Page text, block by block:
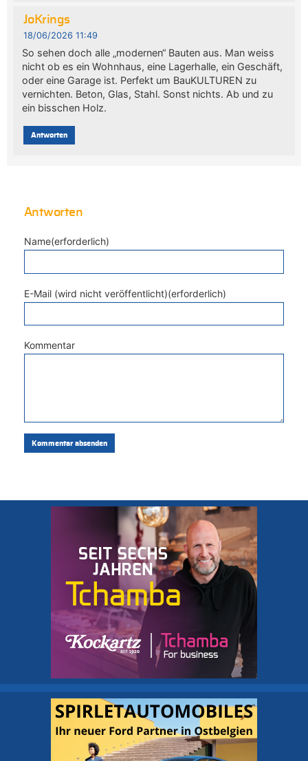
JoKrings
18/06/2026 11:49
So sehen doch alle „modernen“ Bauten aus. Man weiss
nicht ob es ein Wohnhaus, eine Lagerhalle, ein Geschäft,
oder eine Garage ist. Perfekt um BauKULTUREN zu
vernichten. Beton, Glas, Stahl. Sonst nichts. Ab und zu
ein bisschen Holz.
Antworten
Antworten
Name(erforderlich)
E-Mail (wird nicht veröffentlicht)(erforderlich)
Kommentar